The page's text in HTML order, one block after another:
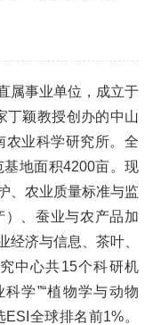
属事业单位，成立于
丁颖教授创办的中山
农业科学研究所。全
地面积4200亩。现
、农业质量标准与监
、蚕业与农产品加
经济与信息、茶叶、
中心共15个科研机
学”“植物学与动物
ESI全球排名前1%。